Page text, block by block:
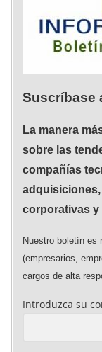
Suscríbase
La manera
sobre las
compañías
corporativas y
Nuestro boletín es
(empresarios,
cargos de alta
Introduzca su